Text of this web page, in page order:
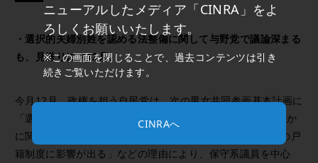
ニューアルしたメディア「CINRA」をよ
ろしくお願いいたします。
※この画面を閉じることで、過去コンテンツは引き
続きご覧いただけます。
CINRAへ
・選択的夫婦別姓を認める法整備に関して与野党で議論深まる
も、見送りに（12月）
今月12月、政権を担う自民党は、次の男女共同参画基本計画に
「選択的夫婦別姓（＊2）」に関する記載をどれくらい扱うか
に関して、党の中で議論を行いました。その結果、「従来の戸
籍制度に影響が出る」などの理由により、保守系議員を中心